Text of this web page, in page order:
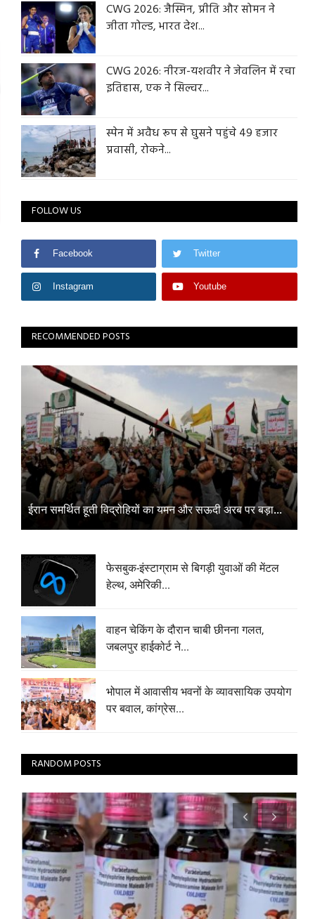
CWG 2026: जैस्मिन, प्रीति और सोमन ने
जीता गोल्ड, भारत देश...
CWG 2026: नीरज-यशवीर ने जेवलिन में रचा
इतिहास, एक ने सिल्वर...
स्पेन में अवैध रूप से घुसने पहुंचे 49 हजार
प्रवासी, रोकने...
FOLLOW US
Facebook Twitter
Instagram Youtube
RECOMMENDED POSTS
ईरान समर्थित हूती विद्रोहियों का यमन और सऊदी अरब पर बड़ा...
फेसबुक-इंस्टाग्राम से बिगड़ी युवाओं की मेंटल
हेल्थ, अमेरिकी...
वाहन चेकिंग के दौरान चाबी छीनना गलत,
जबलपुर हाईकोर्ट ने...
भोपाल में आवासीय भवनों के व्यावसायिक उपयोग
पर बवाल, कांग्रेस...
RANDOM POSTS